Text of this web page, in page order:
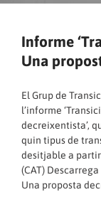
Informe
Una
El Grup de
l’informe
decreixentista’,
quin tipus de
desitjable a
(CAT)
Una proposta